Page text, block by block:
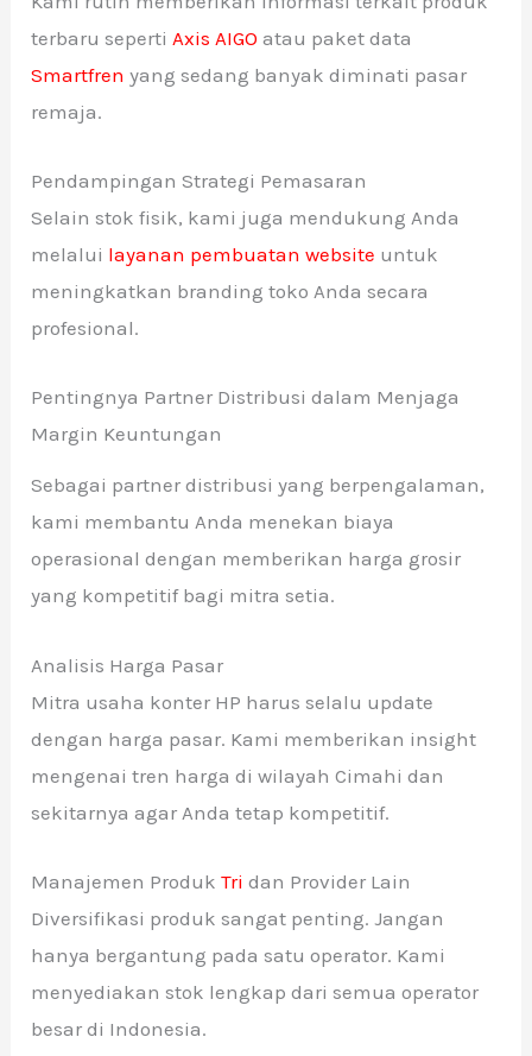
terbaru sepertiAxis AIGO atau paket data
Smartfren yang sedang banyak diminati pasar
remaja.
Pendampingan Strategi Pemasaran
Selain stok fisik, kami juga mendukung Anda
melalui layanan pembuatan website untuk
meningkatkan branding toko Anda secara
profesional.
Pentingnya Partner Distribusi dalam Menjaga
Margin Keuntungan
Sebagai partner distribusi yang berpengalaman,
kami membantu Anda menekan biaya
operasional dengan memberikan harga grosir
yang kompetitif bagi mitra setia.
Analisis Harga Pasar
Mitra usaha konter HP harus selalu update
dengan harga pasar. Kami memberikan insight
mengenai tren harga di wilayah Cimahi dan
sekitarnya agar Anda tetap kompetitif.
Manajemen ProdukTri dan Provider Lain
Diversifikasi produk sangat penting. Jangan
hanya bergantung pada satu operator. Kami
menyediakan stok lengkap dari semua operator
besar di Indonesia.